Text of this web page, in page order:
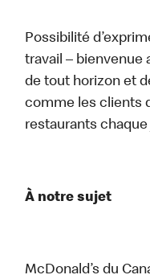
Possibilité
travail – bienvenue
de tout horizon et
comme les clients
restaurants
À notre sujet
McDonald’s du